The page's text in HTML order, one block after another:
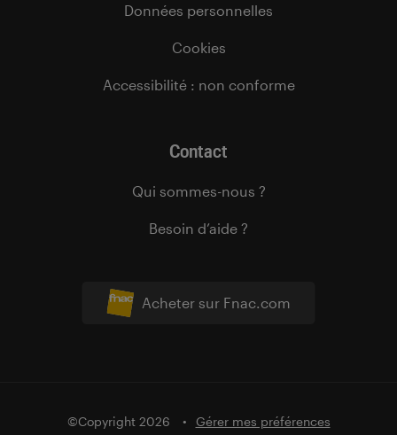
Acheter sur Fnac.com
Données personnelles
Cookies
Accessibilité : non conforme
Contact
Qui sommes-nous ?
Besoin d’aide ?
©Copyright 2026 Gérer mes préférences